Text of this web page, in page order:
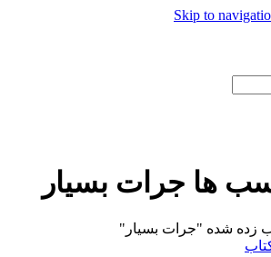
Skip to
ها جرات بسیار
شده "جرات بسیار"